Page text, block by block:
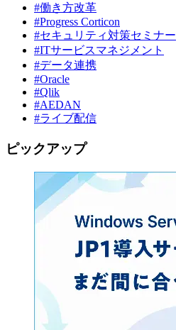
#働き方改革
#Progress Corticon
#セキュリティ対策セミナー
#ITサービスマネジメント
#データ連携
#Oracle
#Qlik
#AEDAN
#ライブ配信
ピックアップ